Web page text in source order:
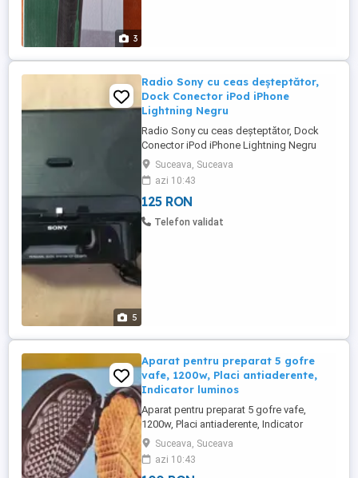
3
5
Radio Sony cu ceas deşteptător,
Dock Conector iPod iPhone
Lightning Negru
Radio Sony cu ceas deşteptător, Dock
Conector iPod iPhone Lightning Negru
Model Sony ICF-DS15iPN Functioneaza
perfect, o liniuta de la afisaj este un pic
mai stearsa
Suceava, Suceava
azi 10:43
125 RON
Telefon validat
Aparat pentru preparat 5 gofre
vafe, 1200w, Placi antiaderente,
Indicator luminos
Aparat pentru preparat 5 gofre vafe,
1200w, Placi antiaderente, Indicator
luminos Aparat pentru gofre vafe
Specificații: Model SWITCH ON putere:
1200 W temperatură reglabilă indicator
Suceava, Suceava
azi 10:43